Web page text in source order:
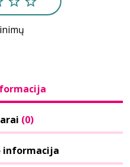
(0)
informacija